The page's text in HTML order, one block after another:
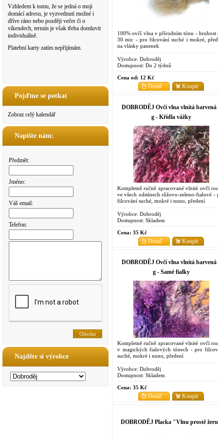
Vzhledem k tomu, že se jedná o moji
domácí adresu, je vyzvednutí možné i
dříve ráno nebo později večer či o
víkendech, termín je však třeba domluvit
individuálně.
Platební karty zatím nepřijímám.
Pojďme se potkat
Zobraz celý kalendář
Napište nám:
Předmět:
Jméno:
Váš email:
Telefon:
Najděte si výrobce
100% ovčí vlna v přírodním tónu - hrubost
30 mic - pro filcování suché i mokré,
na vlásky panenek
Výrobce: Dobroděj
Dostupnost: Do 2 týdnů
Cena od: 12 Kč
Koupit
Detail
DOBRODĚJ Ovčí vlna vlnitá barvená
g - Křídla vážky
Kompletně ručně zpracované vlnité ovčí
ve všech odstínech růžovo-zeleno-fialové -
filcování suché, mokré i nuno, předení
Výrobce: Dobroděj
Dostupnost: Skladem
Cena: 35 Kč
Koupit
Detail
DOBRODĚJ Ovčí vlna vlnitá barvená
g - Samé fialky
Kompletně ručně zpracované vlnité ovčí
v magických fialových tónech - pro
suché, mokré i nuno, předení
Výrobce: Dobroděj
Dostupnost: Skladem
Cena: 35 Kč
Koupit
Detail
DOBRODĚJ Placka "Vlnu prostě